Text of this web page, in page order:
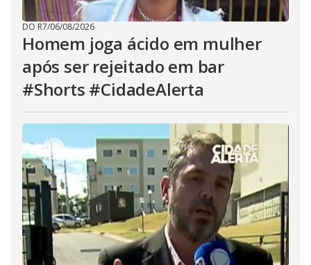
DO R7/06/08/2026
Homem joga ácido em mulher
após ser rejeitado em bar
#Shorts #CidadeAlerta